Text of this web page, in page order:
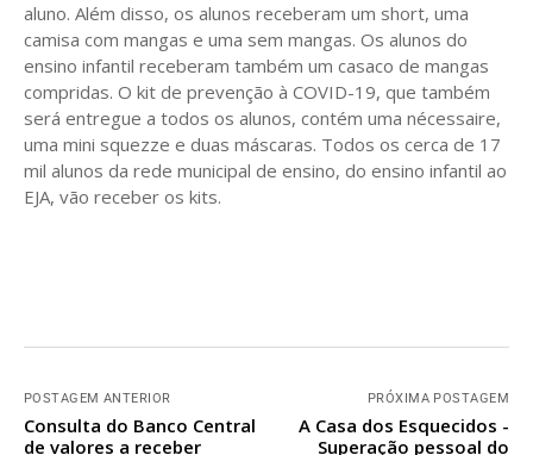
aluno. Além disso, os alunos receberam um short, uma
camisa com mangas e uma sem mangas. Os alunos do
ensino infantil receberam também um casaco de mangas
compridas. O kit de prevenção à COVID-19, que também
será entregue a todos os alunos, contém uma nécessaire,
uma mini squezze e duas máscaras. Todos os cerca de 17
mil alunos da rede municipal de ensino, do ensino infantil ao
EJA, vão receber os kits.
POSTAGEM ANTERIOR
Consulta do Banco Central
de valores a receber
PRÓXIMA POSTAGEM
A Casa dos Esquecidos -
Superação pessoal do